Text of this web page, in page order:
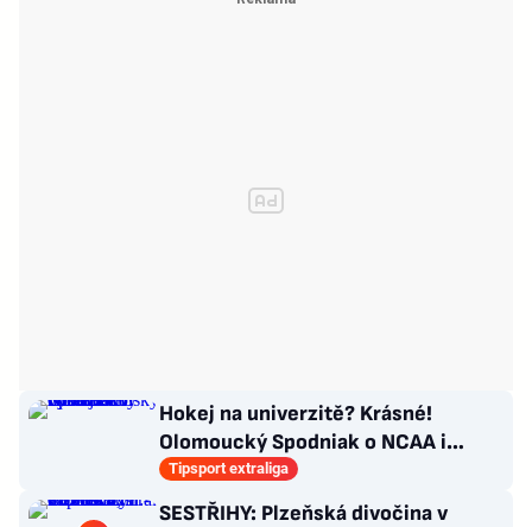
Hokej na univerzitě? Krásné!
Olomoucký Spodniak o NCAA i
vysokoškolských titulech
Tipsport extraliga
SESTŘIHY: Plzeňská divočina v